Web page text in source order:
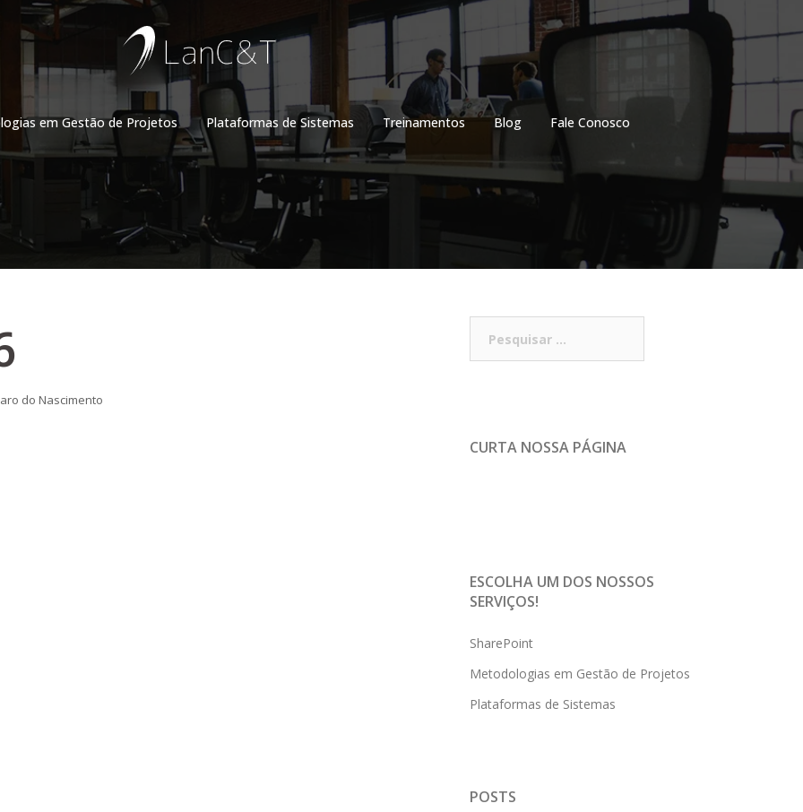
em Gestão de Projetos Plataformas de Sistemas Treinamentos Blog Fale Conosco
do Nascimento
por:
CURTA NOSSA PÁGINA
ESCOLHA UM DOS NOSSOS
SERVIÇOS!
SharePoint
Metodologias em Gestão de Projetos
Plataformas de Sistemas
POSTS